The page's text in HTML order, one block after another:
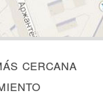
cercana